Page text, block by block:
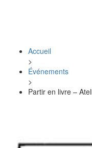
Accueil
>
Événements
>
Partir en livre –